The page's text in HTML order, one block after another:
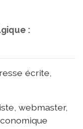
:
écrite,
webmaster,